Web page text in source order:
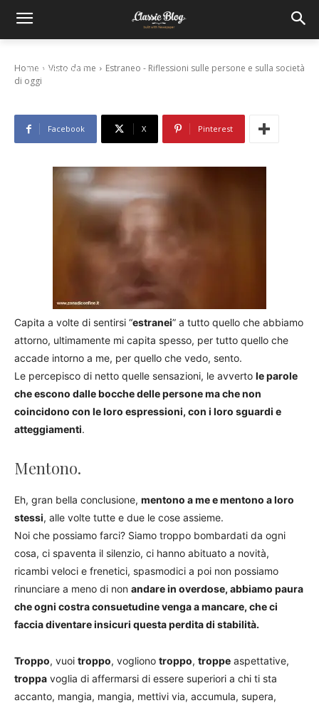
Home Visto da me
Estraneo - Riflessioni sulle persone e sulla società
di oggi
Estraneo – Riflessioni sulle persone e sulla
19 Gennaio 2012
Facebook X Pinterest
Capita a volte di sentirsi “estranei” a tutto quello che abbiamo
attorno, ultimamente mi capita spesso, per tutto quello che
accade intorno a me, per quello che vedo, sento.
Le percepisco di netto quelle sensazioni, le avverto le parole
che escono dalle bocche delle persone ma che non
coincidono con le loro espressioni, con i loro sguardi e
atteggiamenti.
Mentono.
Eh, gran bella conclusione, mentono a me e mentono a loro
stessi, alle volte tutte e due le cose assieme.
Noi che possiamo farci? Siamo troppo bombardati da ogni
cosa, ci spaventa il silenzio, ci hanno abituato a novità,
ricambi veloci e frenetici, spasmodici a poi non possiamo
rinunciare a meno di non andare in overdose, abbiamo paura
che ogni costra consuetudine venga a mancare, che ci
faccia diventare insicuri questa perdita di stabilità.
Troppo, vuoi troppo, vogliono troppo, troppe aspettative,
troppa voglia di affermarsi di essere superiori a chi ti sta
accanto, mangia, mangia, mettivi via, accumula, supera,